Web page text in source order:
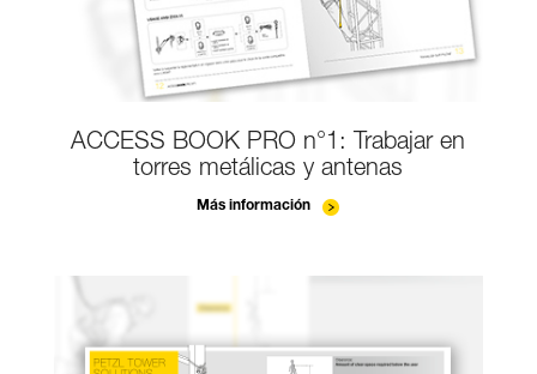
ACCESS BOOK PRO n°1: Trabajar en
torres metálicas y antenas
Más información